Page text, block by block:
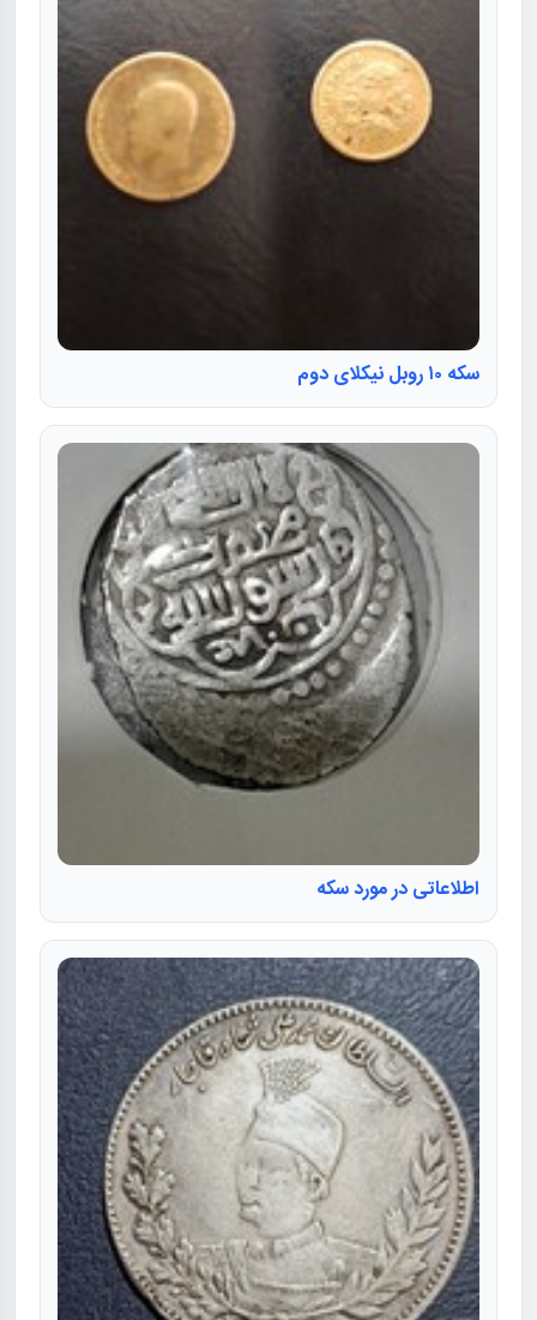
سکه ۱۰ روبل نیکلای دوم
اطلاعاتی در مورد سکه